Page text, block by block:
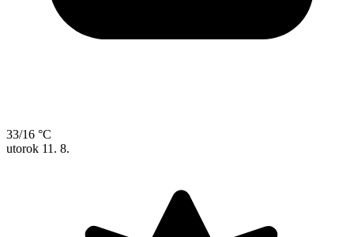
33/16 °C
utorok 11. 8.